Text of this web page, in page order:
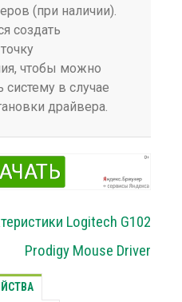
(при наличии).
создать
чтобы можно
систему в случае
драйвера.
Logitech G102
Prodigy Mouse Driver